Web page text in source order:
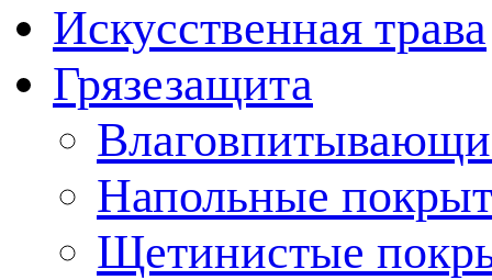
Искусственная трава
Грязезащита
Напольные
Щетинистые